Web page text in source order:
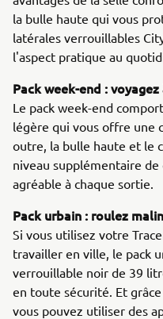
la bulle haute qui vous
latérales verrouillables
l'aspect pratique au
Pack week-end :
Le pack week-end
légère qui vous offre une
outre, la bulle haute et le
niveau supplémentaire
agréable à chaque sortie.
Pack urbain : roulez
Si vous utilisez votre
travailler en ville, le pack
verrouillable noir de 39
en toute sécurité. Et
vous pouvez utiliser des